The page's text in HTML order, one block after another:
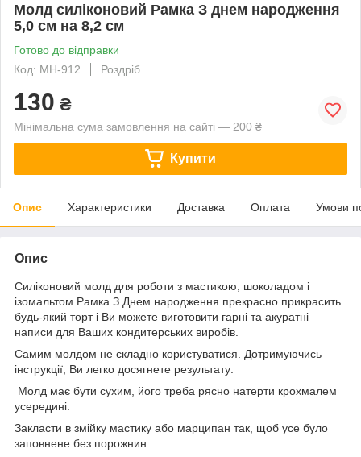
Молд силіконовий Рамка З днем народження
5,0 см на 8,2 см
Готово до відправки
Код: МН-912
Роздріб
130 ₴
Мінімальна сума замовлення на сайті — 200 ₴
Купити
Опис Характеристики Доставка Оплата Умови
Опис
Силіконовий молд для роботи з мастикою, шоколадом і
ізомальтом Рамка З Днем народження прекрасно прикрасить
будь-який торт і Ви можете виготовити гарні та акуратні
написи для Ваших кондитерських виробів.
Самим молдом не складно користуватися. Дотримуючись
інструкції, Ви легко досягнете результату:
Молд має бути сухим, його треба рясно натерти крохмалем
усередині.
Закласти в змійку мастику або марципан так, щоб усе було
заповнене без порожнин.